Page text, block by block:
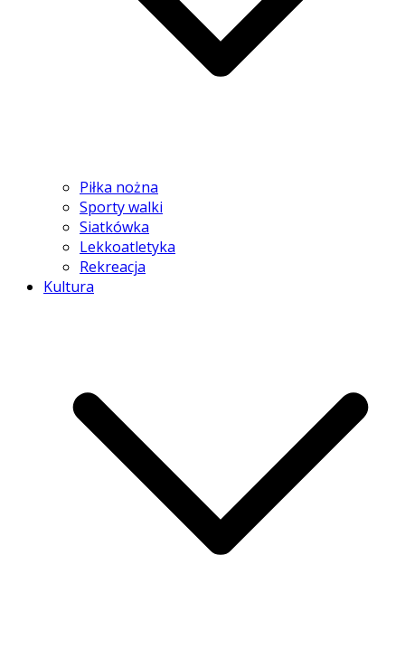
Piłka nożna
Sporty walki
Siatkówka
Lekkoatletyka
Rekreacja
Kultura